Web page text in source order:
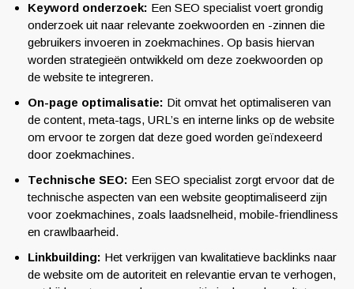
Keyword onderzoek: Een SEO specialist voert grondig
onderzoek uit naar relevante zoekwoorden en -zinnen die
gebruikers invoeren in zoekmachines. Op basis hiervan
worden strategieën ontwikkeld om deze zoekwoorden op
de website te integreren.
On-page optimalisatie: Dit omvat het optimaliseren van
de content, meta-tags, URL’s en interne links op de website
om ervoor te zorgen dat deze goed worden geïndexeerd
door zoekmachines.
Technische SEO: Een SEO specialist zorgt ervoor dat de
technische aspecten van een website geoptimaliseerd zijn
voor zoekmachines, zoals laadsnelheid, mobile-friendliness
en crawlbaarheid.
Linkbuilding: Het verkrijgen van kwalitatieve backlinks naar
de website om de autoriteit en relevantie ervan te verhogen,